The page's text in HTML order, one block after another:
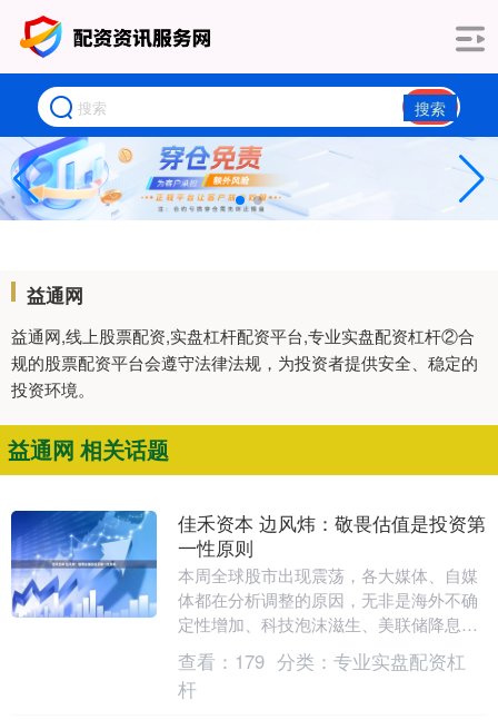
搜索
益通网
益通网,线上股票配资,实盘杠杆配资平台,专业实盘配资杠杆②合
规的股票配资平台会遵守法律法规，为投资者提供安全、稳定的
投资环境。
益通网 相关话题
佳禾资本 边风炜：敬畏估值是投资第
一性原则
本周全球股市出现震荡，各大媒体、自媒
体都在分析调整的原因，无非是海外不确
定性增加、科技泡沫滋生、美联储降息放
缓、基金漂移风格回归等，但在我们看
来，一切都是借口而....
查看： 179 分类： 专业实盘配资杠
杆